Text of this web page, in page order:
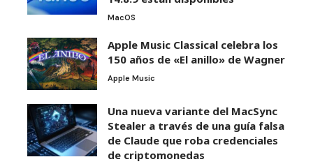
MacOS
Apple Music Classical celebra los
150 años de «El anillo» de Wagner
Apple Music
Una nueva variante del MacSync
Stealer a través de una guía falsa
de Claude que roba credenciales
de criptomonedas